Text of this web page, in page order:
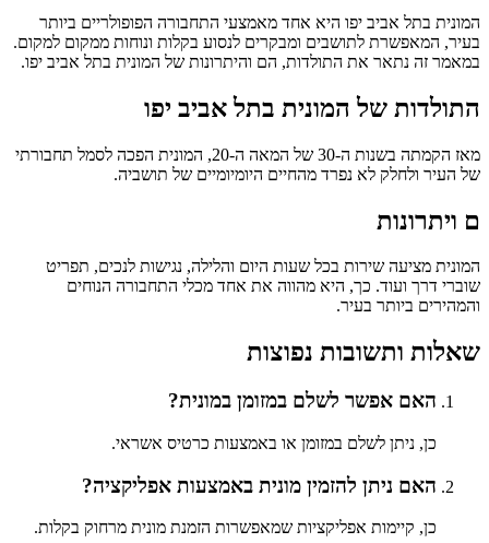
המונית בתל אביב יפו היא אחד מאמצעי התחבורה הפופולריים ביותר
בעיר, המאפשרת לתושבים ומבקרים לנסוע בקלות ונוחות ממקום למקום.
במאמר זה נתאר את התולדות, הם והיתרונות של המונית בתל אביב יפו.
התולדות של המונית בתל אביב יפו
מאז הקמתה בשנות ה-30 של המאה ה-20, המונית הפכה לסמל תחבורתי
של העיר ולחלק לא נפרד מהחיים היומיומיים של תושביה.
ם ויתרונות
המונית מציעה שירות בכל שעות היום והלילה, נגישות לנכים, תפריט
שוברי דרך ועוד. כך, היא מהווה את אחד מכלי התחבורה הנוחים
והמהירים ביותר בעיר.
שאלות ותשובות נפוצות
האם אפשר לשלם במזומן במונית?
כן, ניתן לשלם במזומן או באמצעות כרטיס אשראי.
האם ניתן להזמין מונית באמצעות אפליקציה?
כן, קיימות אפליקציות שמאפשרות הזמנת מונית מרחוק בקלות.